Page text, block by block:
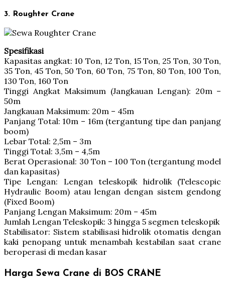
3. Roughter Crane
Spesifikasi
Kapasitas angkat: 10 Ton, 12 Ton, 15 Ton, 25 Ton, 30 Ton,
35 Ton, 45 Ton, 50 Ton, 60 Ton, 75 Ton, 80 Ton, 100 Ton,
130 Ton, 160 Ton
Tinggi Angkat Maksimum (Jangkauan Lengan): 20m –
50m
Jangkauan Maksimum: 20m – 45m
Panjang Total: 10m – 16m (tergantung tipe dan panjang
boom)
Lebar Total: 2,5m – 3m
Tinggi Total: 3,5m – 4,5m
Berat Operasional: 30 Ton – 100 Ton (tergantung model
dan kapasitas)
Tipe Lengan: Lengan teleskopik hidrolik (Telescopic
Hydraulic Boom) atau lengan dengan sistem gendong
(Fixed Boom)
Panjang Lengan Maksimum: 20m – 45m
Jumlah Lengan Teleskopik: 3 hingga 5 segmen teleskopik
Stabilisator: Sistem stabilisasi hidrolik otomatis dengan
kaki penopang untuk menambah kestabilan saat crane
beroperasi di medan kasar
Harga Sewa Crane di BOS CRANE